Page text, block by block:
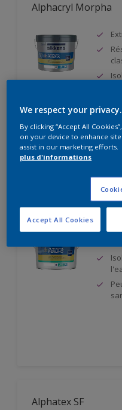
Alphacryl Morpha
Alphacryl Perlino
Alphatex SF
We respect your privacy.
By clicking “Accept All
on your device to enhance site
assist in our marketing efforts.
plus d'informations
Accept All Cookies